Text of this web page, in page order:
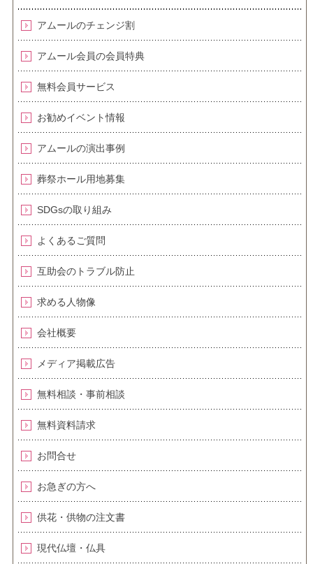
アムールのチェンジ割
アムール会員の会員特典
無料会員サービス
お勧めイベント情報
アムールの演出事例
葬祭ホール用地募集
SDGsの取り組み
よくあるご質問
互助会のトラブル防止
求める人物像
会社概要
メディア掲載広告
無料相談・事前相談
無料資料請求
お問合せ
お急ぎの方へ
供花・供物の注文書
現代仏壇・仏具